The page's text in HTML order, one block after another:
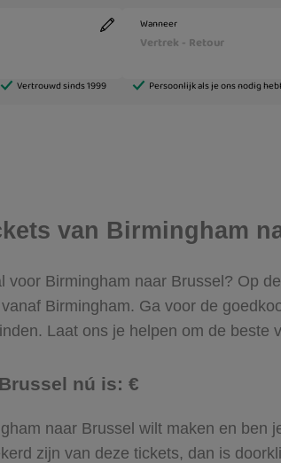
van Birmingham
Birmingham naar Brussel? Op
Birmingham. Ga voor de
Laat ons je helpen om de beste
nú is: €
naar Brussel wilt maken en
zijn van deze tickets, dan is